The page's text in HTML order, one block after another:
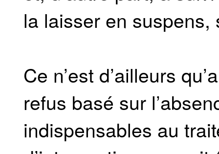
la laisser en suspens,
Ce n’est d’ailleurs
refus basé sur
indispensables au